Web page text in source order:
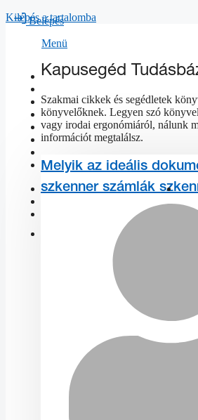
Kilépés a tartalomba
Belépés
Menü
BEZÁR
Kapusegéd
Szakmai cikkek és segédletek
könyvelőknek. Legyen szó
vagy irodai ergonómiáról, nálunk
információt megtalálsz.
Melyik az ideális
szkenner számlák